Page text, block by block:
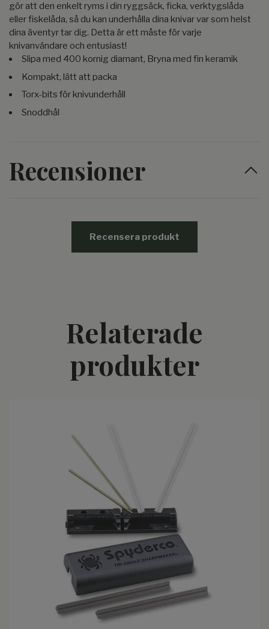
gör att den enkelt ryms i din ryggsäck, ficka, verktygslåda
eller fiskelåda, så du kan underhålla dina knivar var som helst
dina äventyr tar dig. Detta är ett måste för varje
knivanvändare och entusiast!
Slipa med 400 kornig diamant, Bryna med fin keramik
Kompakt, lätt att packa
Torx-bits för knivunderhåll
Snoddhål
Recensioner
Recensera produkt
Relaterade
produkter